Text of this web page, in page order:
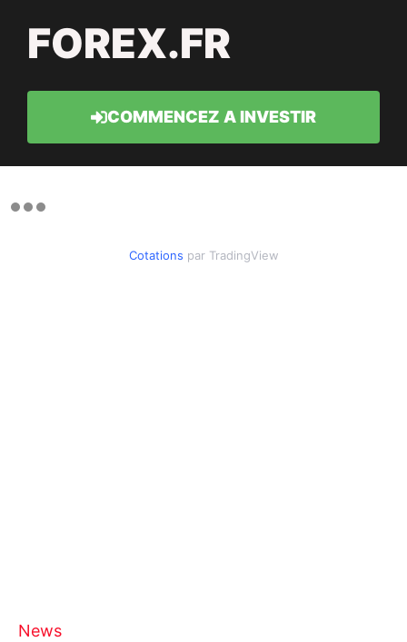
FOREX.FR
COMMENCEZ A INVESTIR
Cotations par TradingView
News